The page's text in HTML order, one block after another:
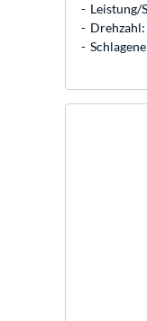
Leistung/